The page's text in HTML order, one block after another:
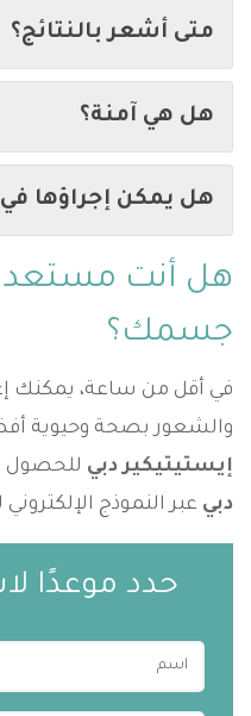
متى أشعر بالنتائج؟
هل هي آمنة؟
هل يمكن إجراؤها في
هل أنت مستعد
جسمك؟
في أقل من ساعة، يمكنك
والشعور بصحة وحيوية
إيستيتيكير دبي للحصول
دبي عبر النموذج الإلكتروني
حدد موعدًا